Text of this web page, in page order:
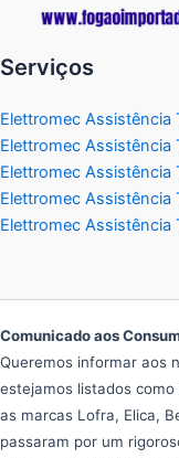
Serviços
Elettromec Assistência
Elettromec Assistência
Elettromec Assistência
Elettromec Assistência
Elettromec Assistência
Comunicado aos
Queremos informar aos
estejamos listados
as marcas Lofra, Elica,
passaram por um